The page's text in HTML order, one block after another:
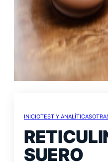
INICIOTEST Y ANALÍTICAS
SUERO